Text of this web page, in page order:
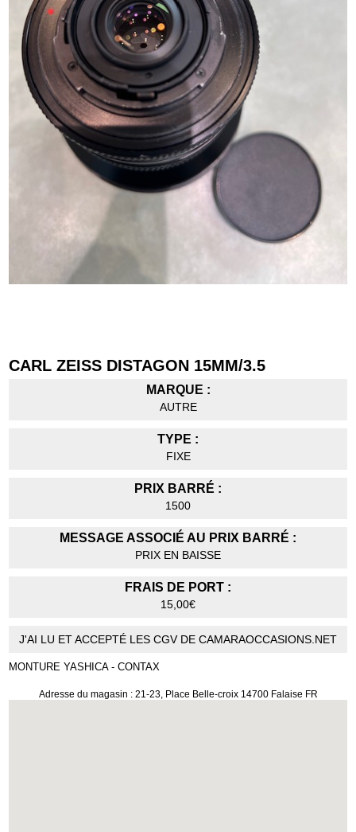
CARL ZEISS DISTAGON 15MM/3.5
MARQUE :
AUTRE
TYPE :
FIXE
PRIX BARRÉ :
1500
MESSAGE ASSOCIÉ AU PRIX BARRÉ :
PRIX EN BAISSE
FRAIS DE PORT :
15,00€
J'AI LU ET ACCEPTÉ LES CGV DE CAMARAOCCASIONS.NET
MONTURE YASHICA - CONTAX
Adresse du magasin : 21-23, Place Belle-croix 14700 Falaise FR